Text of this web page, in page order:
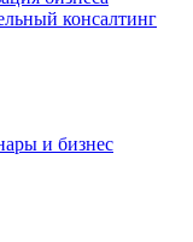
консалтинг
и бизнес